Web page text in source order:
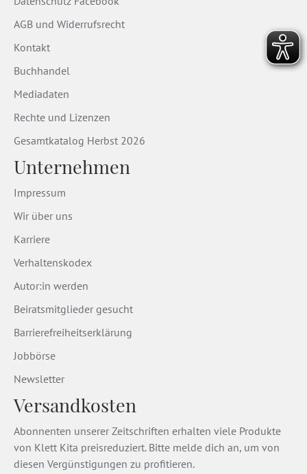
AGB und Widerrufsrecht
Kontakt
Buchhandel
Mediadaten
Rechte und Lizenzen
Gesamtkatalog Herbst 2026
Unternehmen
Impressum
Wir über uns
Karriere
Verhaltenskodex
Autor:in werden
Beiratsmitglieder gesucht
Barrierefreiheitserklärung
Jobbörse
Newsletter
Versandkosten
Abonnenten unserer Zeitschriften erhalten viele Produkte
von Klett Kita preisreduziert. Bitte melde dich an, um von
diesen Vergünstigungen zu profitieren.